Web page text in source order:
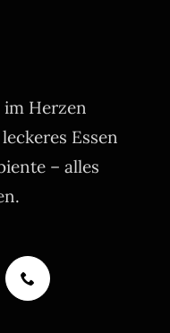
im Herzen
Essen
– alles